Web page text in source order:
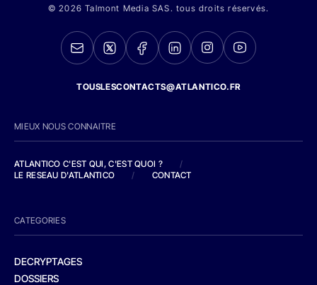
© 2026 Talmont Media SAS. tous droits réservés.
TOUSLESCONTACTS@ATLANTICO.FR
MIEUX NOUS CONNAITRE
ATLANTICO C'EST QUI, C'EST QUOI ?
/
LE RESEAU D'ATLANTICO
/ CONTACT
CATEGORIES
DECRYPTAGES
DOSSIERS